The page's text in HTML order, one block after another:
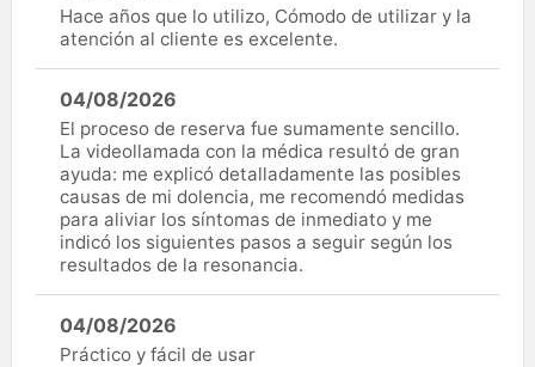
Hace años que lo utilizo, Cómodo de utilizar y la
atención al cliente es excelente.
04/08/2026
El proceso de reserva fue sumamente sencillo.
La videollamada con la médica resultó de gran
ayuda: me explicó detalladamente las posibles
causas de mi dolencia, me recomendó medidas
para aliviar los síntomas de inmediato y me
indicó los siguientes pasos a seguir según los
resultados de la resonancia.
04/08/2026
Práctico y fácil de usar